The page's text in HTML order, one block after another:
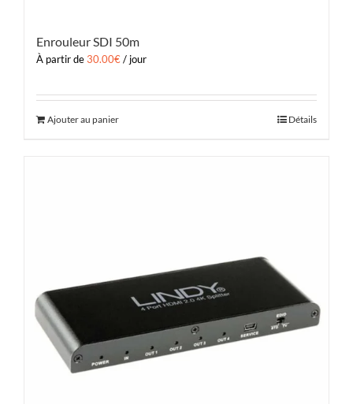
Enrouleur SDI 50m
À partir de30.00€/ jour
Ajouter au panier Détails